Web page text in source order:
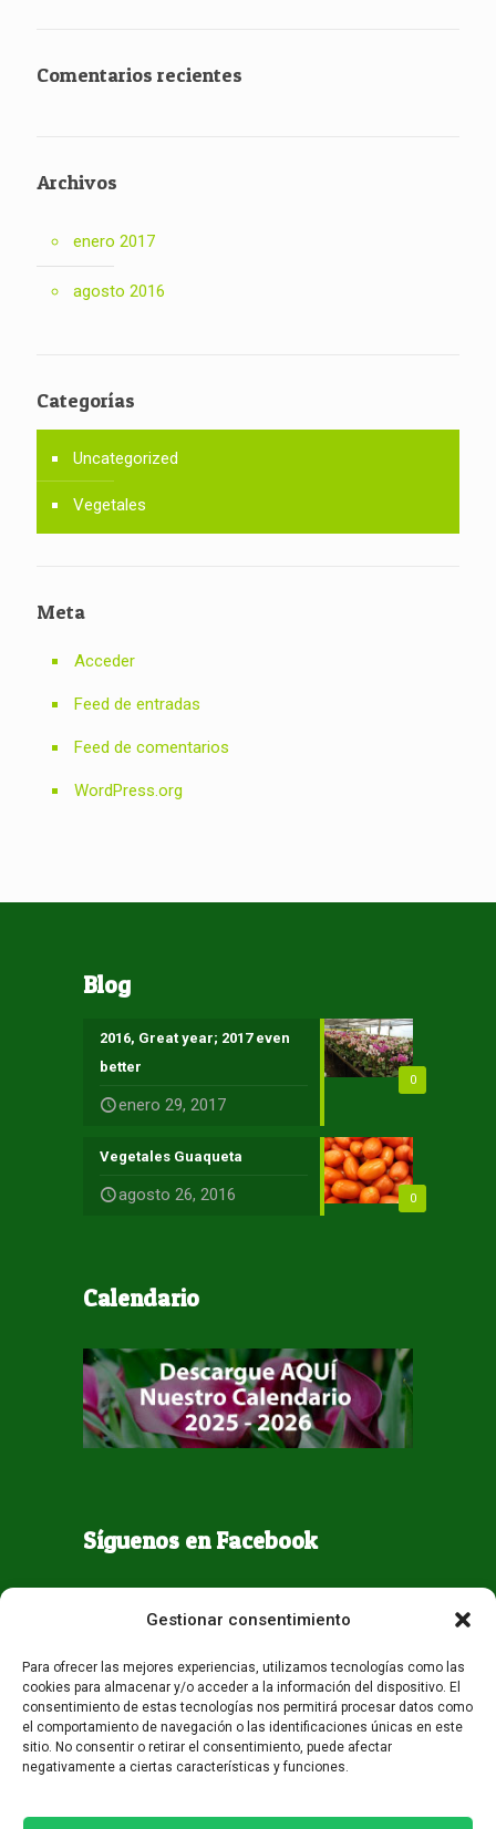
Gestionar consentimiento
Para ofrecer las mejores experiencias, utilizamos tecnologías como las
cookies para almacenar y/o acceder a la información del dispositivo. El
consentimiento de estas tecnologías nos permitirá procesar datos como
el comportamiento de navegación o las identificaciones únicas en este
sitio. No consentir o retirar el consentimiento, puede afectar
negativamente a ciertas características y funciones.
Comentarios recientes
Archivos
enero 2017
agosto 2016
Categorías
Uncategorized
Vegetales
Meta
Acceder
Feed de entradas
Feed de comentarios
WordPress.org
Blog
0
2016, Great year; 2017 even
better
enero 29, 2017
0
Vegetales Guaqueta
agosto 26, 2016
Calendario
Síguenos en Facebook
Todos los derechos reservados - Guaqueta USA 2026